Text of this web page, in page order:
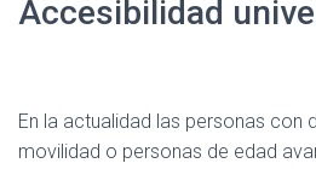
Accesibilidad
En la actualidad las personas con
movilidad o personas de edad